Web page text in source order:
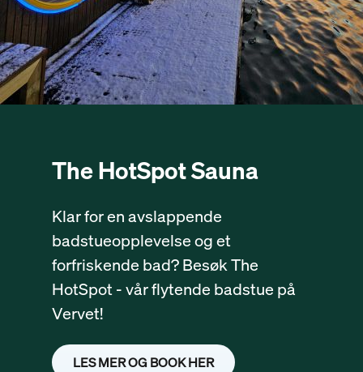
The HotSpot Sauna
Klar for en avslappende
badstueopplevelse og et
forfriskende bad? Besøk The
HotSpot - vår flytende badstue på
Vervet!
LES MER OG BOOK HER